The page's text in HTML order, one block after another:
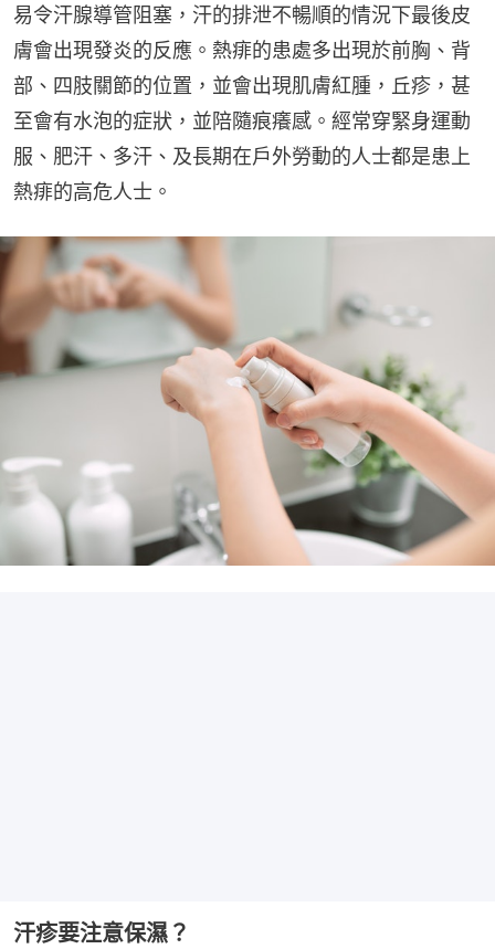
易令汗腺導管阻塞，汗的排泄不暢順的情況下最後皮
膚會出現發炎的反應。熱痱的患處多出現於前胸、背
部、四肢關節的位置，並會出現肌膚紅腫，丘疹，甚
至會有水泡的症狀，並陪隨痕癢感。經常穿緊身運動
服、肥汗、多汗、及長期在戶外勞動的人士都是患上
熱痱的高危人士。
汗疹要注意保濕？